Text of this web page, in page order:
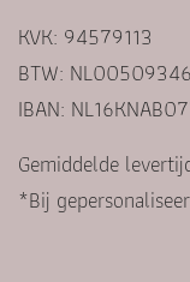
KVK: 94579113
BTW:
IBAN:
Gemiddelde
*Bij